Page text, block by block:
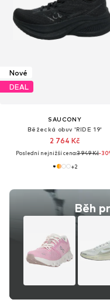
Nové
DEAL
SAUCONY
Běžecká obuv 'RIDE 19'
2 764 Kč
Poslední nejnižší cena:3 949 Kč-
+2
Běh